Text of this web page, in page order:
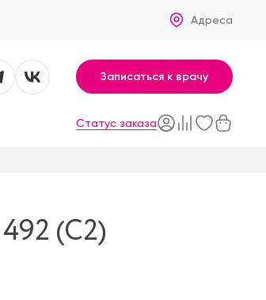
Адреса
Записаться к врачу
Статус заказа
(C2)